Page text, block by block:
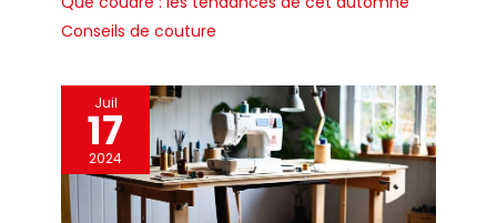
Conseils de couture
Juil
17
2024